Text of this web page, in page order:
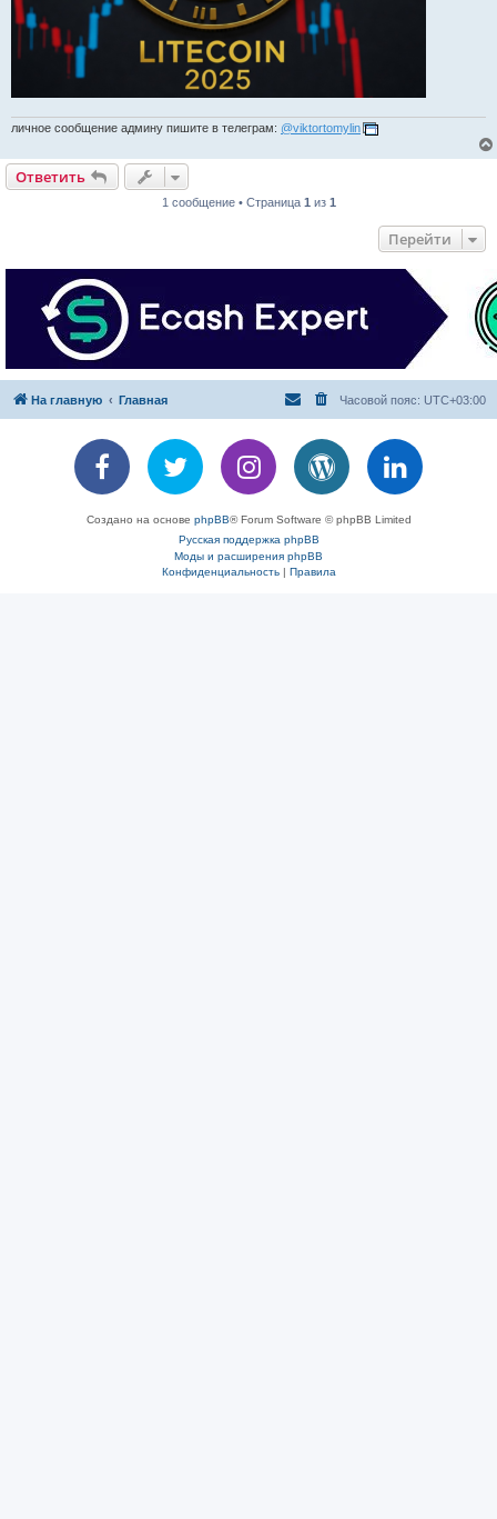
личное сообщение админу пишите в телеграм: @viktortomylin
Ответить
1 сообщение • Страница 1из 1
Перейти
На главную Главная Часовой пояс: UTC+03:00
Создано на основе phpBB® Forum Software © phpBB Limited
Русская поддержка phpBB
Моды и расширения phpBB
Конфиденциальность| Правила